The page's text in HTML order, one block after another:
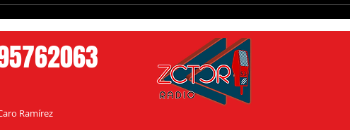
tras demanda millonaria: "Es una
injusticia"
Ramírez